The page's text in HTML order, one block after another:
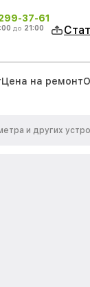
37-61
до 21:00
Цена на ремонт
и других